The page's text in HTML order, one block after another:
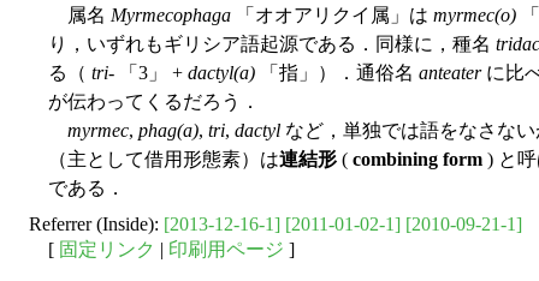
属名 Myrmecophaga 「オオアリクイ属」は myrmec(o)
り，いずれもギリシア語起源である．同様に，種名
る（ tri- 「3」 + dactyl(a) 「指」）．通俗名 anteaterに比
が伝わってくるだろう．
myrmec, phag(a), tri, dactyl など，単独では語をなさな
（主として借用形態素）は連結形 ( combining form ) と
である．
Referrer (Inside): [2013-12-16-1] [2011-01-02-1] [2010-09-21-1]
[ 固定リンク | 印刷用ページ ]